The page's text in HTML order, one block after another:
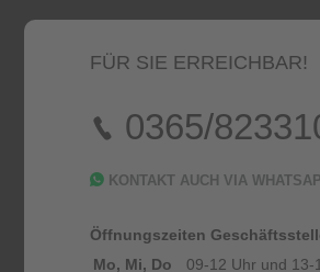
FÜR SIE ERREICHBAR!
0365/
KONTAKT AUCH VIA
Öffnungszeiten
Mo, Mi, Do
09-12 Uhr und 13-